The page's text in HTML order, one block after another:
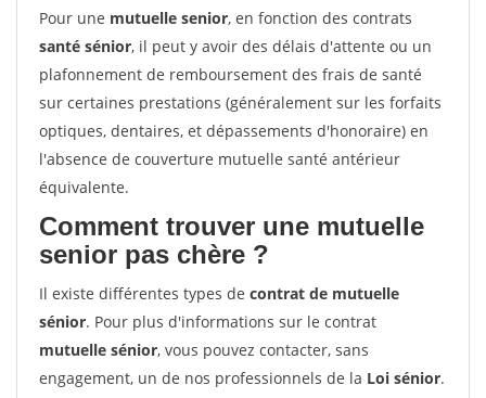
Pour une mutuelle senior, en fonction des contrats
santé sénior, il peut y avoir des délais d'attente ou un
plafonnement de remboursement des frais de santé
sur certaines prestations (généralement sur les forfaits
optiques, dentaires, et dépassements d'honoraire) en
l'absence de couverture mutuelle santé antérieur
équivalente.
Comment trouver une mutuelle
senior pas chère ?
Il existe différentes types de contrat de mutuelle
sénior. Pour plus d'informations sur le contrat
mutuelle sénior, vous pouvez contacter, sans
engagement, un de nos professionnels de la Loi sénior.